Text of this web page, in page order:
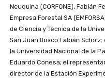
Neuquina (CORFONE), Fabián
Empresa Forestal SA
de Ciencia y Técnica de la
San Juan Bosco Fabián
la Universidad Nacional de la
Eduardo Conesa; el
director de la Estación